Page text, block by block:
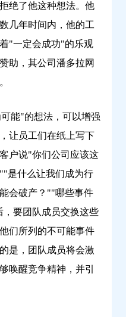
绝了他这种想法。他
几年时间内，他的工
"一定会成功"的乐观
助，其公司潘多拉网
能"的想法，可以增强
让员工们在纸上写下
户说"你们公司应该这
是什么让我们成为行
会破产？""哪些事件
要团队成员交换这些
们所列的不可能事件
是，团队成员将会激
唤醒竞争精神，并引